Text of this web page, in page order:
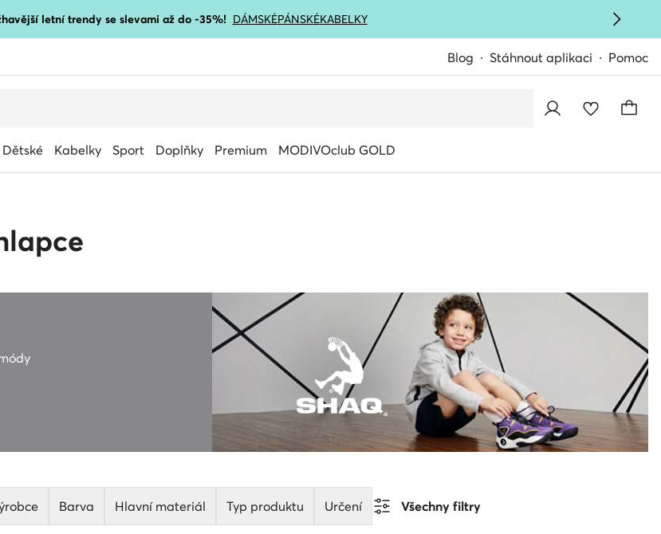
letní trendy se slevami až do -35%! DÁMSKÉPÁNSKÉKABELKY
Blog Stáhnout aplikaci Pomoc
Dětské Kabelky Sport Doplňky Premium MODIVOclub GOLD
Barva Hlavní materiál Typ produktu Určení Všechny filtry